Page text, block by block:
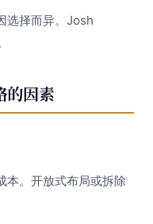
选择而异。Josh
的因素
本。开放式布局或拆除